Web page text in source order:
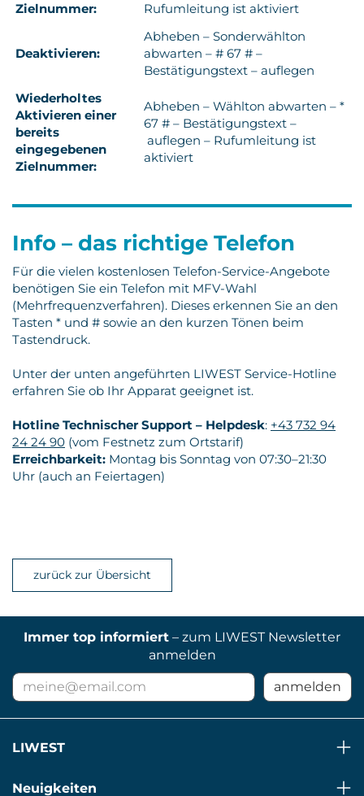
Zielnummer:
Rufumleitung ist aktiviert
Deaktivieren:
Abheben – Sonderwählton
abwarten – # 67 # –
Bestätigungstext – auflegen
Wiederholtes
Aktivieren einer
bereits
eingegebenen
Zielnummer:
Abheben – Wählton abwarten – *
67 # – Bestätigungstext –
auflegen – Rufumleitung ist
aktiviert
Info – das richtige Telefon
Für die vielen kostenlosen Telefon-Service-Angebote
benötigen Sie ein Telefon mit MFV-Wahl
(Mehrfrequenzverfahren). Dieses erkennen Sie an den
Tasten * und # sowie an den kurzen Tönen beim
Tastendruck.
Unter der unten angeführten LIWEST Service-Hotline
erfahren Sie ob Ihr Apparat geeignet ist.
Hotline Technischer Support – Helpdesk: +43 732 94
24 24 90 (vom Festnetz zum Ortstarif)
Erreichbarkeit: Montag bis Sonntag von 07:30–21:30
Uhr (auch an Feiertagen)
zurück zur Übersicht
Immer top informiert – zum LIWEST Newsletter
anmelden
Mail
Adresse
anmelden
LIWEST
Neuigkeiten